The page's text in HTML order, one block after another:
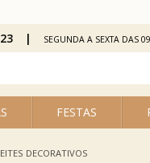
FESTAS
SEGUNDA A SEXTA DAS
DECORATIVOS